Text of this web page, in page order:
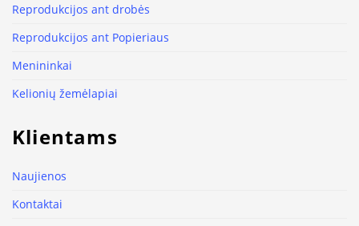
Reprodukcijos ant drobės
Reprodukcijos ant Popieriaus
Menininkai
Kelionių žemėlapiai
Klientams
Naujienos
Kontaktai